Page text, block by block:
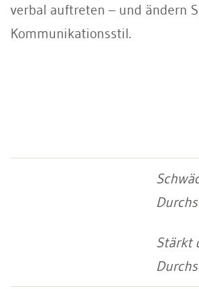
verbal auftreten – und ändern
Kommunikationsstil.
Stärkt